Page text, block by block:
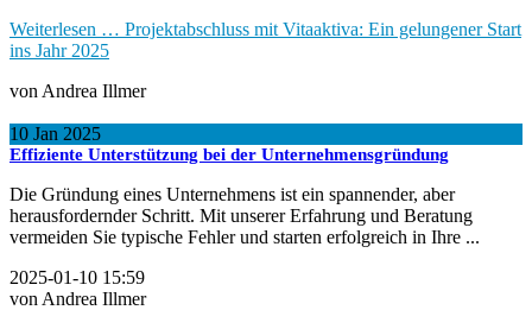
Weiterlesen … Projektabschluss mit Vitaaktiva: Ein gelungener Start
ins Jahr 2025
von Andrea Illmer
10 Jan 2025
Effiziente Unterstützung bei der Unternehmensgründung
Die Gründung eines Unternehmens ist ein spannender, aber
herausfordernder Schritt. Mit unserer Erfahrung und Beratung
vermeiden Sie typische Fehler und starten erfolgreich in Ihre ...
2025-01-10 15:59
von Andrea Illmer